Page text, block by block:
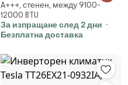
FreshIN I TAC-12CHSD/FAI, 12000
BTU, Клас A+++/A++, 51 dB, I Feel,
4D Airflow, Филтър QuadruPuri,
A+++, стенен, между 9100-
12000 BTU
За изпращане след 2 дни
Безплатна доставка